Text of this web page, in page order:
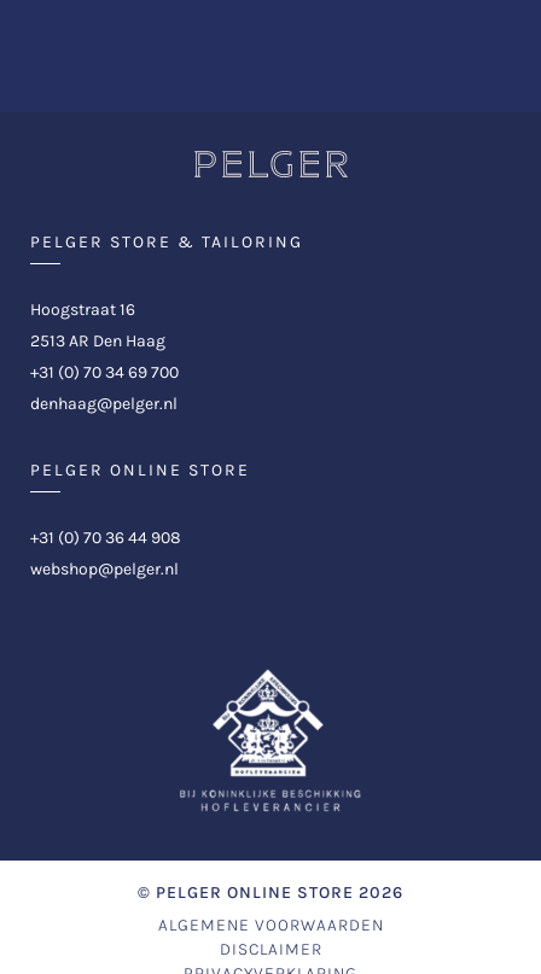
PELGER STORE & TAILORING
Hoogstraat 16
2513 AR Den Haag
+31 (0) 70 34 69 700
denhaag@pelger.nl
PELGER ONLINE STORE
+31 (0) 70 36 44 908
webshop@pelger.nl
© PELGER ONLINE STORE 2026
ALGEMENE VOORWAARDEN
DISCLAIMER